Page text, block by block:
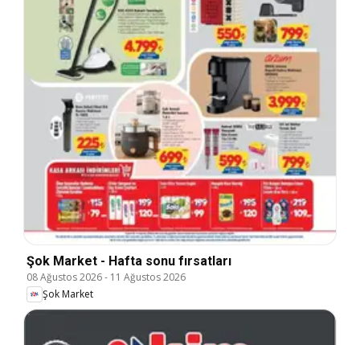
Şok Market - Hafta sonu fırsatları
08 Ağustos 2026- 11 Ağustos 2026
Şok Market